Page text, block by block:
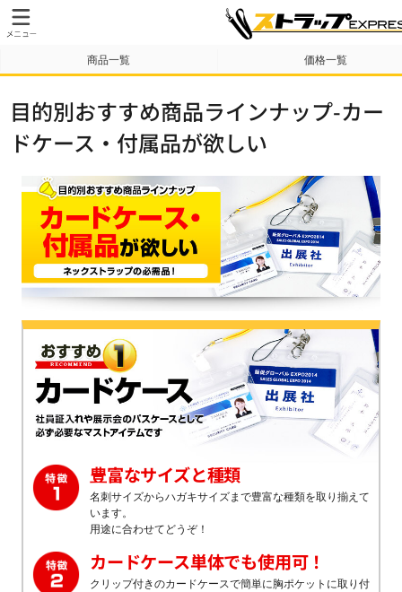
商品一覧 価格一覧
目的別おすすめ商品ラインナップ-カー
ドケース・付属品が欲しい
豊富なサイズと種類
名刺サイズからハガキサイズまで豊富な種類を取り揃えて
います。
用途に合わせてどうぞ！
カードケース単体でも使用可！
クリップ付きのカードケースで簡単に胸ポケットに取り付